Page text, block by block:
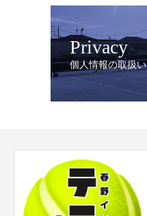
Privacy
個人情報の取扱い